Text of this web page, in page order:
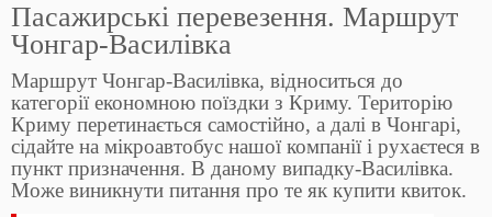
Пасажирські перевезення. Маршрут
Чонгар-Василівка
Маршрут Чонгар-Василівка, відноситься до
категорії економною поїздки з Криму. Територію
Криму перетинається самостійно, а далі в Чонгарі,
сідайте на мікроавтобус нашої компанії і рухаєтеся в
пункт призначення. В даному випадку-Василівка.
Може виникнути питання про те як купити квиток.